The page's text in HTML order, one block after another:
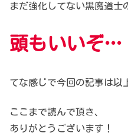
まだ強化してない黒魔道士
頭もいいぞ…
てな感じで今回の記事は以
ここまで読んで頂き、
ありがとうございます！